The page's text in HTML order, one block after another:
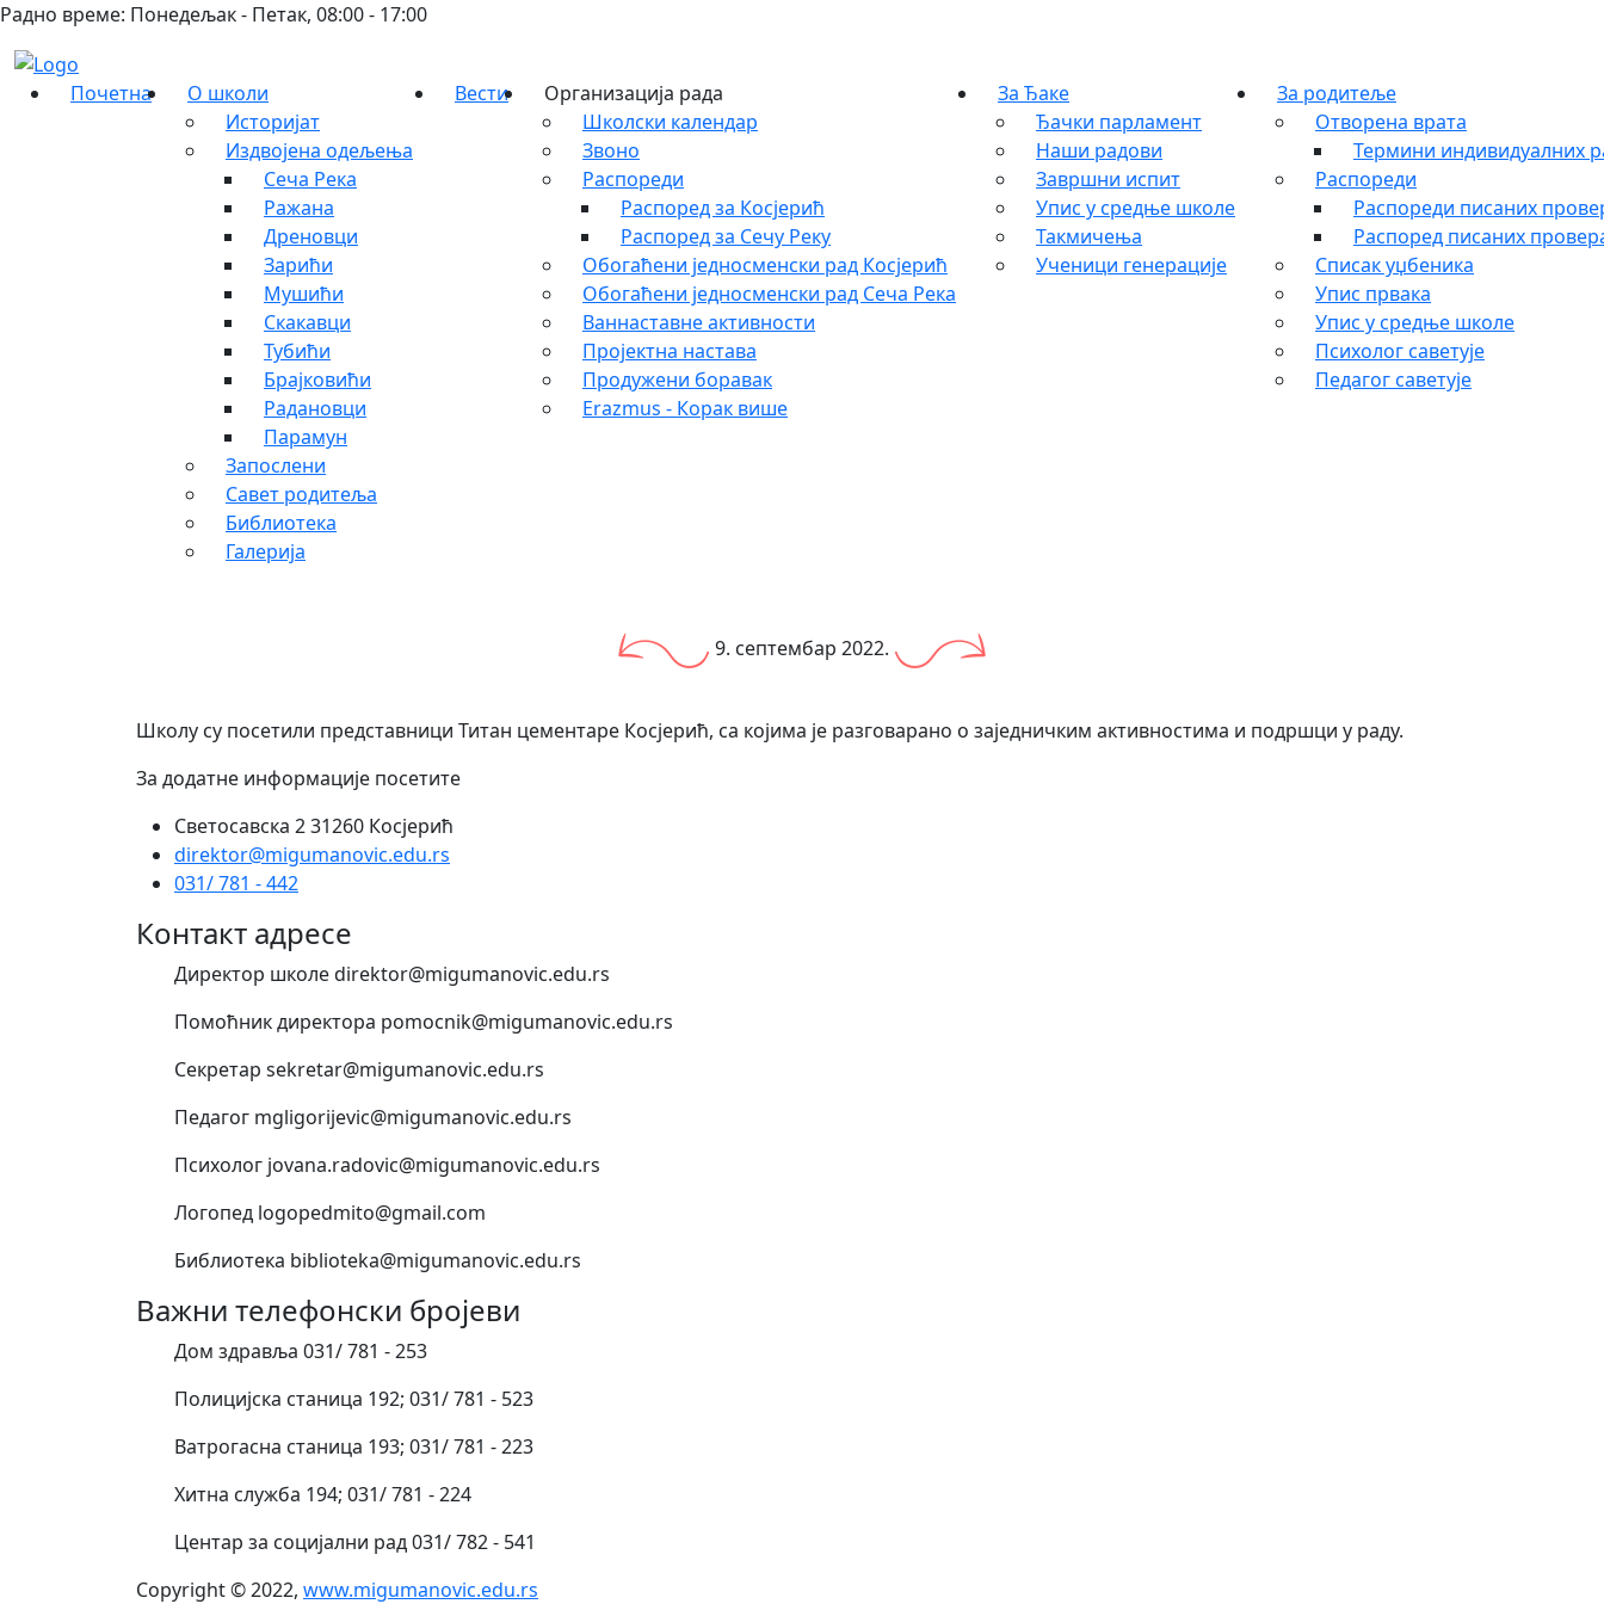
Радно време: Понедељак - Петак, 08:00 - 17:00
Почетна
О школи
Историјат
Издвојена одељења
Сеча Река
Ражана
Дреновци
Зарићи
Мушићи
Скакавци
Тубићи
Брајковићи
Радановци
Парамун
Запослени
Савет родитеља
Библиотека
Галерија
Вести
Организација рада
Школски календар
Звоно
Распореди
Распоред за Косјерић
Распоред за Сечу Реку
Обогаћени једносменски рад Косјерић
Обогаћени једносменски рад Сеча Река
Ваннаставне активности
Пројектна настава
Продужени боравак
Erazmus - Корак више
За Ђаке
Ђачки парламент
Наши радови
Завршни испит
Упис у средње школе
Такмичења
Ученици генерације
За родитеље
Отворена врата
Термини индивидуалних
Распореди
Распореди писаних
Распоред писаних
Списак уџбеника
Упис првака
Упис у средње школе
Психолог саветује
Педагог саветује
9. септембар 2022.
Школу су посетили представници Титан цементаре Косјерић, са којима је разговарано о заједничким активностима и подршци у раду.
За додатне информације посетите
Светосавска 2 31260 Косјерић
direktor@migumanovic.edu.rs
031/ 781 - 442
Контакт адресе
Директор школе direktor@migumanovic.edu.rs
Помоћник директора pomocnik@migumanovic.edu.rs
Секретар sekretar@migumanovic.edu.rs
Педагог mgligorijevic@migumanovic.edu.rs
Психолог jovana.radovic@migumanovic.edu.rs
Логопед logopedmito@gmail.com
Библиотека biblioteka@migumanovic.edu.rs
Важни телефонски бројеви
Дом здравља 031/ 781 - 253
Полицијска станица 192; 031/ 781 - 523
Ватрогасна станица 193; 031/ 781 - 223
Хитна служба 194; 031/ 781 - 224
Центар за социјални рад 031/ 782 - 541
Copyright © 2022, www.migumanovic.edu.rs